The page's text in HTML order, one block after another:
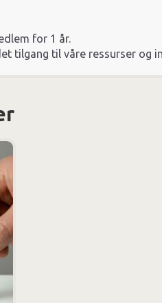
for 1 år.
tilgang til våre ressurser og